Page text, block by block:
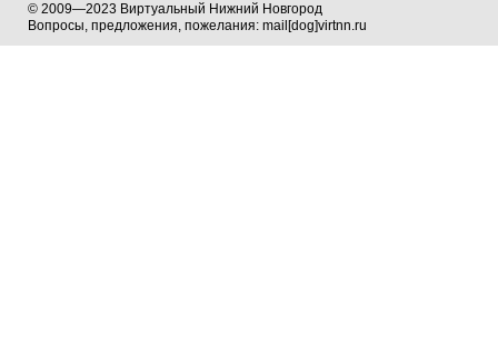
© 2009—2023 Виртуальный Нижний Новгород
Вопросы, предложения, пожелания: mail[dog]virtnn.ru